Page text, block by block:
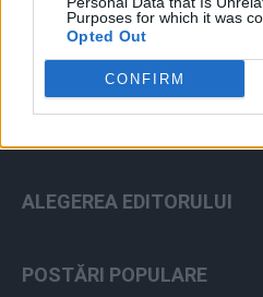
Purposes for which it was
Opted Out
CONFIRM
ALEGEREA EDITORULUI
POSTĂRI POPULARE